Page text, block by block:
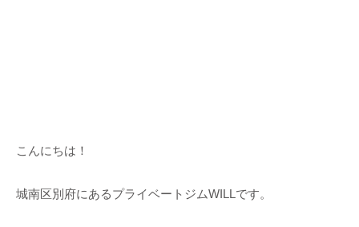
こんにちは！
城南区別府にあるプライベートジムWILLです。